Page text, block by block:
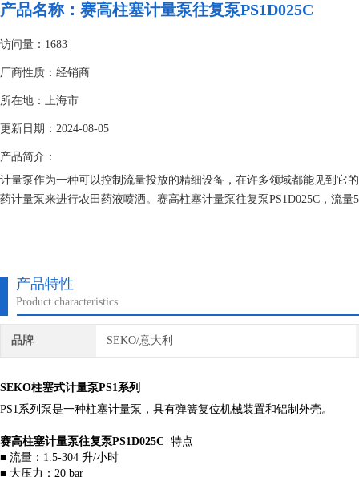
产品名称： 赛高柱塞计量泵往复泵PS1D025C
访问量：1683
厂商性质：经销商
所在地：上海市
更新日期：2024-08-05
产品简介：
计量泵作为一种可以控制流量投放的精细设备，在许多领域都能见到它
药计量泵来进行农田药液喷洒。赛高柱塞计量泵往复泵PS1D025C，流量
产品特性
Product characteristics
品牌 SEKO/意大利
SEKO柱塞式计量泵PS1系列
PS1系列泵是一种柱塞计量泵，具有弹簧复位机械装置和铝制外壳。
赛高柱塞计量泵往复泵PS1D025C 特点
■ 流量：1.5-304 升/小时
■ 大压力：20 bar